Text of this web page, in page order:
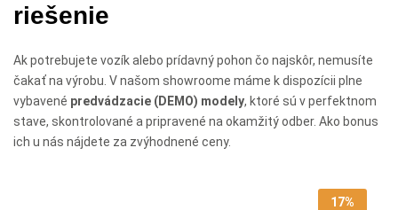
riešenie
Ak potrebujete vozík alebo prídavný pohon čo najskôr, nemusíte
čakať na výrobu. V našom showroome máme k dispozícii plne
vybavené predvádzacie (DEMO) modely, ktoré sú v perfektnom
stave, skontrolované a pripravené na okamžitý odber. Ako bonus
ich u nás nájdete za zvýhodnené ceny.
17%